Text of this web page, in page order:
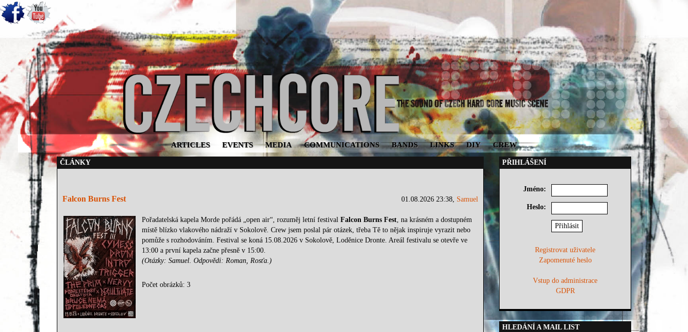
ARTICLES EVENTS MEDIA COMMUNICATIONS BANDS LINKS DIY CREW
ČLÁNKY
01.08.2026 23:38, Samuel
Falcon Burns Fest
Pořadatelská kapela Morde pořádá „open air“, rozuměj letní festival Falcon Burns Fest, na krásném a dostupném
místě blízko vlakového nádraží v Sokolově. Crew jsem poslal pár otázek, třeba Tě to nějak inspiruje vyrazit nebo
pomůže s rozhodováním. Festival se koná 15.08.2026 v Sokolově, Loděnice Dronte. Areál festivalu se otevře ve
13:00 a první kapela začne přesně v 15:00.
(Otázky: Samuel. Odpovědi: Roman, Rosťa.)
Počet obrázků: 3
PŘIHLÁŠENÍ
Jméno:
Heslo:
Registrovat uživatele
Zapomenuté heslo
Vstup do administrace
GDPR
HLEDÁNÍ A MAIL LIST